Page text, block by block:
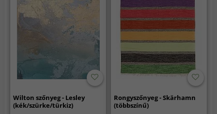
Wilton szőnyeg - Lesley
(kék/szürke/türkiz)
Rongyszőnyeg - Skärhamn
(többszínű)